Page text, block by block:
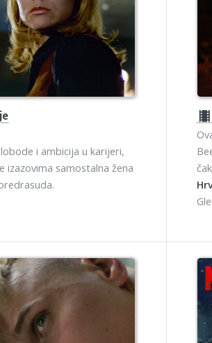
i ambicija u karijeri,
izazovima samostalna žena
theaters